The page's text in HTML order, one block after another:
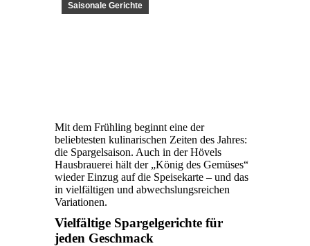
Saisonale Gerichte
Mit dem Frühling beginnt eine der
beliebtesten kulinarischen Zeiten des Jahres:
die Spargelsaison. Auch in der Hövels
Hausbrauerei hält der „König des Gemüses“
wieder Einzug auf die Speisekarte – und das
in vielfältigen und abwechslungsreichen
Variationen.
Vielfältige Spargelgerichte für
jeden Geschmack